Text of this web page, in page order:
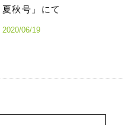
夏秋号」にて
2020/06/19